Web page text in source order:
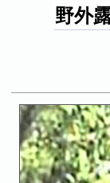
野外